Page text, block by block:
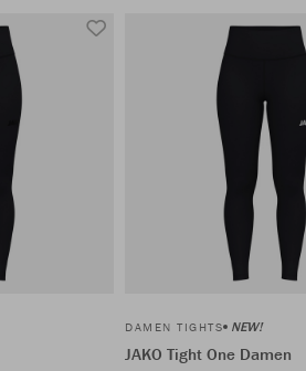
DAMEN TIGHTS NEW!
JAKO Tight One Damen